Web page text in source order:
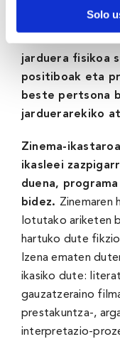
Solo
BBK Sasoikok
ere.Moduluen
jarduera fisikoa
positiboak eta
beste pertsona
jarduerarekiko
Zinema-
ikasleei
duena,
bidez. Zinemaren
lotutako ariketen
hartuko dute
Izena ematen
ikasiko dute:
gauzatzeraino
prestakuntza-,
interpretazio-